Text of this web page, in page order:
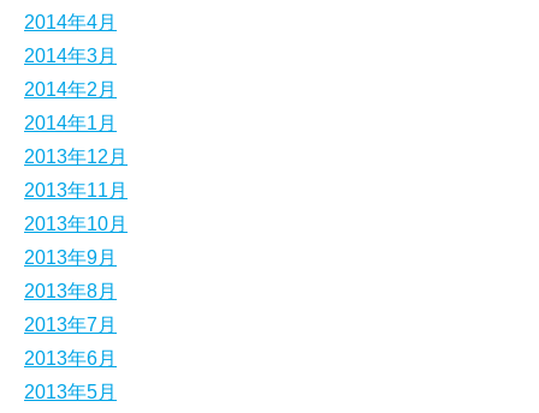
2014年4月
2014年3月
2014年2月
2014年1月
2013年12月
2013年11月
2013年10月
2013年9月
2013年8月
2013年7月
2013年6月
2013年5月